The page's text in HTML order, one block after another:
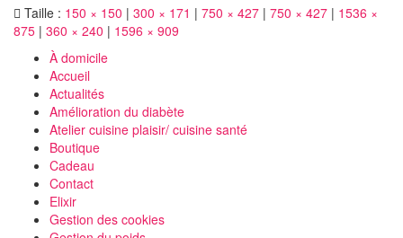
Taille : 150 × 150 | 300 × 171 | 750 × 427 | 750 × 427 | 1536 ×
875 | 360 × 240 | 1596 × 909
À domicile
Accueil
Actualités
Amélioration du diabète
Atelier cuisine plaisir/ cuisine santé
Boutique
Cadeau
Contact
Elixir
Gestion des cookies